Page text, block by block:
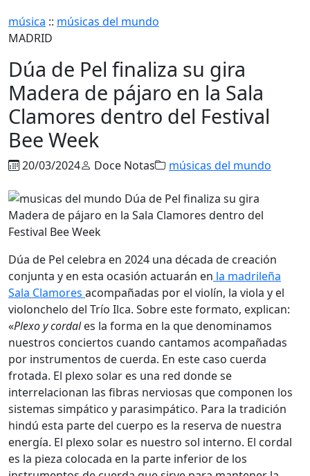
música :: músicas del mundo
MADRID
Dúa de Pel finaliza su gira
Madera de pájaro en la Sala
Clamores dentro del Festival
Bee Week
20/03/2024 Doce Notas músicas del mundo
Dúa de Pel celebra en 2024 una década de creación
conjunta y en esta ocasión actuarán en la madrileña
Sala Clamores acompañadas por el violín, la viola y el
violonchelo del Trío Ilca. Sobre este formato, explican:
«Plexo y cordales la forma en la que denominamos
nuestros conciertos cuando cantamos acompañadas
por instrumentos de cuerda. En este caso cuerda
frotada. El plexo solar es una red donde se
interrelacionan las fibras nerviosas que componen los
sistemas simpático y parasimpático. Para la tradición
hindú esta parte del cuerpo es la reserva de nuestra
energía. El plexo solar es nuestro sol interno. El cordal
es la pieza colocada en la parte inferior de los